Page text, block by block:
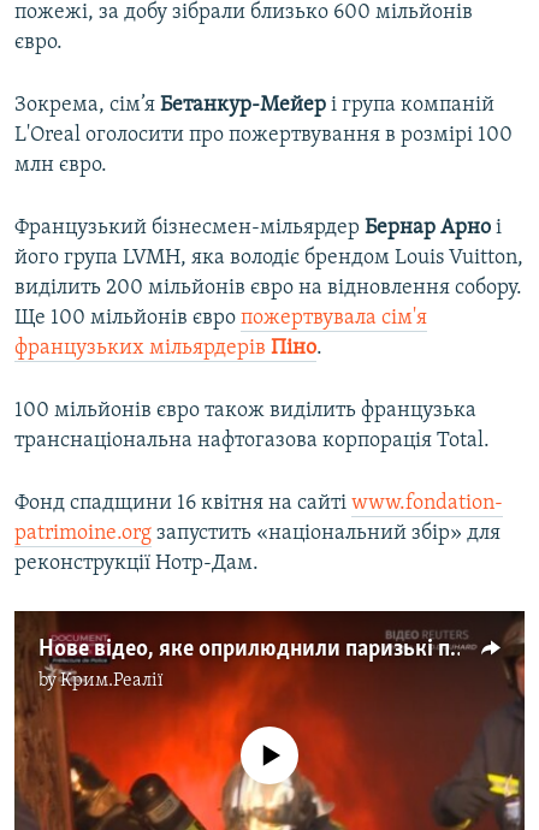
Усі сайти RFE/RL
пожежі, за добу зібрали близько 600 мільйонів
євро.
Зокрема, сім’я Бетанкур-Мейер і група компаній
L'Orеal оголосити про пожертвування в розмірі 100
млн євро.
Французький бізнесмен-мільярдер Бернар Арно і
його група LVMH, яка володіє брендом Louis Vuitton,
виділить 200 мільйонів євро на відновлення собору.
Ще 100 мільйонів євро пожертвувала сім'я
французьких мільярдерів Піно.
100 мільйонів євро також виділить французька
транснаціональна нафтогазова корпорація Total.
Фонд спадщини 16 квітня на сайті www.fondation-
patrimoine.org запустить «національний збір» для
реконструкції Нотр-Дам.
Нове відео, яке оприлюднили паризькі пожежники, показало розпал пожежі у Нотр-Дамі
byКрим.Реалії
No media source currently available